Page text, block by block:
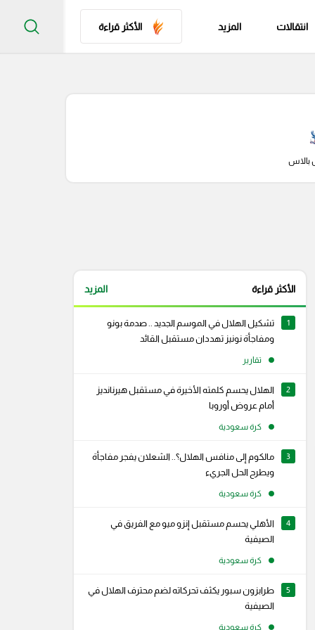
انتقالات المزيد الأكثر قراءة
بالاس
الأكثر قراءة المزيد
1
تشكيل الهلال في الموسم الجديد .. صدمة بونو
ومفاجأة نونيز تهددان مستقبل القائد
تقارير
2
الهلال يحسم كلمته الأخيرة في مستقبل هيرنانديز
أمام عروض أوروبا
كرة سعودية
3
مالكوم إلى منافس الهلال؟.. الشعلان يفجر مفاجأة
ويطرح الحل الجريء
كرة سعودية
4
الأهلي يحسم مستقبل إنزو ميو مع الفريق في
الصيفية
كرة سعودية
5
طرابزون سبور يكثف تحركاته لضم محترف الهلال في
الصيفية
كرة سعودية